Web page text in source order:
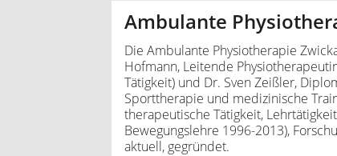
Ambulante
Die Ambulante Physiotherapie
Hofmann, Leitende
Tätigkeit) und Dr. Sven Zeißler,
Sporttherapie und medizinische
therapeutische Tätigkeit,
Bewegungslehre 1996-2013),
aktuell, gegründet.